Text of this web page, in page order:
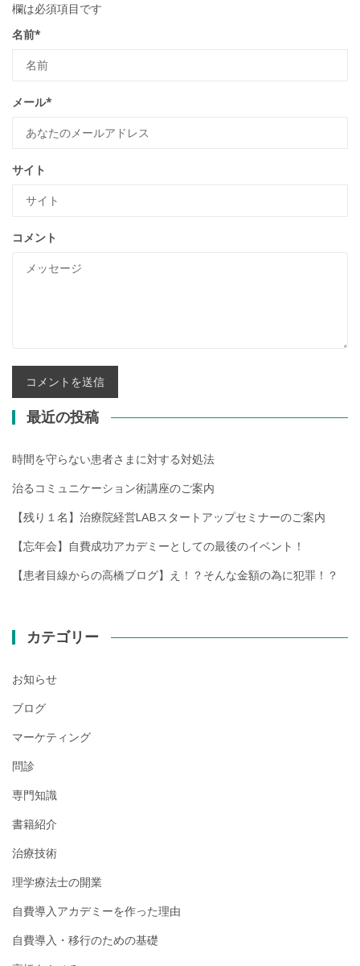
欄は必須項目です
名前*
メール*
サイト
コメント
最近の投稿
時間を守らない患者さまに対する対処法
治るコミュニケーション術講座のご案内
【残り１名】治療院経営LABスタートアップセミナーのご案内
【忘年会】自費成功アカデミーとしての最後のイベント！
【患者目線からの高橋ブログ】え！？そんな金額の為に犯罪！？
カテゴリー
お知らせ
ブログ
マーケティング
問診
専門知識
書籍紹介
治療技術
理学療法士の開業
自費導入アカデミーを作った理由
自費導入・移行のための基礎